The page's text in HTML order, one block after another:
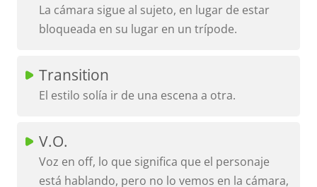
La cámara sigue al sujeto, en lugar de estar
bloqueada en su lugar en un trípode.
Transition
El estilo solía ir de una escena a otra.
V.O.
Voz en off, lo que significa que el personaje
está hablando, pero no lo vemos en la cámara,